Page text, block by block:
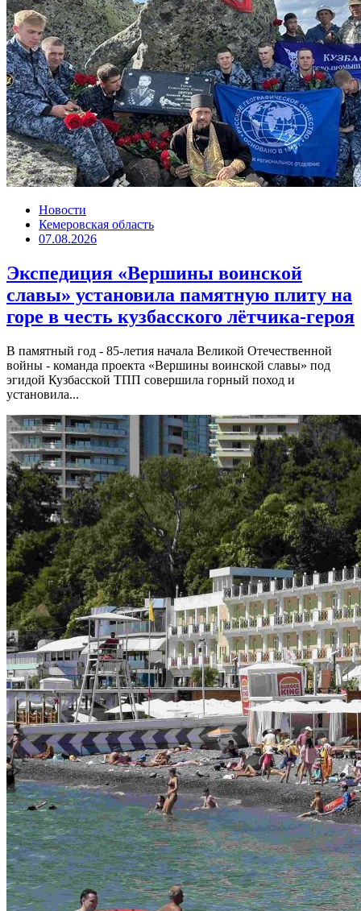
Новости
Кемеровская область
07.08.2026
Экспедиция «Вершины воинской
славы» установила памятную плиту на
горе в честь кузбасского лётчика-героя
В памятный год - 85-летия начала Великой Отечественной
войны - команда проекта «Вершины воинской славы» под
эгидой Кузбасской ТПП совершила горный поход и
установила...